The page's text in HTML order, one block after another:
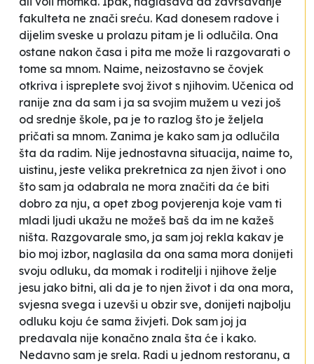
fakulteta ne znači sreću. Kad donesem radove i
dijelim sveske u prolazu pitam je li odlučila. Ona
ostane nakon časa i pita me može li razgovarati o
tome sa mnom. Naime, neizostavno se čovjek
otkriva i ispreplete svoj život s njihovim. Učenica od
ranije zna da sam i ja sa svojim mužem u vezi još
od srednje škole, pa je to razlog što je željela
pričati sa mnom. Zanima je kako sam ja odlučila
šta da radim. Nije jednostavna situacija, naime to,
uistinu, jeste velika prekretnica za njen život i ono
što sam ja odabrala ne mora značiti da će biti
dobro za nju, a opet zbog povjerenja koje vam ti
mladi ljudi ukažu ne možeš baš da im ne kažeš
ništa. Razgovarale smo, ja sam joj rekla kakav je
bio moj izbor, naglasila da ona sama mora donijeti
svoju odluku, da momak i roditelji i njihove želje
jesu jako bitni, ali da je to njen život i da ona mora,
svjesna svega i uzevši u obzir sve, donijeti najbolju
odluku koju će sama živjeti. Dok sam joj ja
predavala nije konačno znala šta će i kako.
Nedavno sam je srela. Radi u jednom restoranu, a